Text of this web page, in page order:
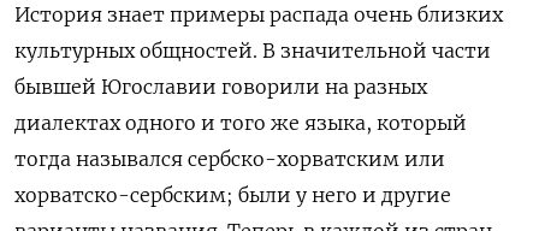
История знает примеры распада очень близких
культурных общностей. В значительной части
бывшей Югославии говорили на разных
диалектах одного и того же языка, который
тогда назывался сербско-хорватским или
хорватско-сербским; были у него и другие